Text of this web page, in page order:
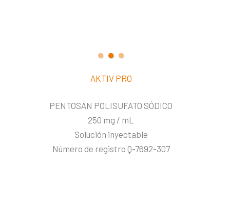
AKTIV PRO
PENTOSÁN POLISUFATO SÓDICO
250 mg / mL
Solución inyectable
Número de registro Q-7692-307